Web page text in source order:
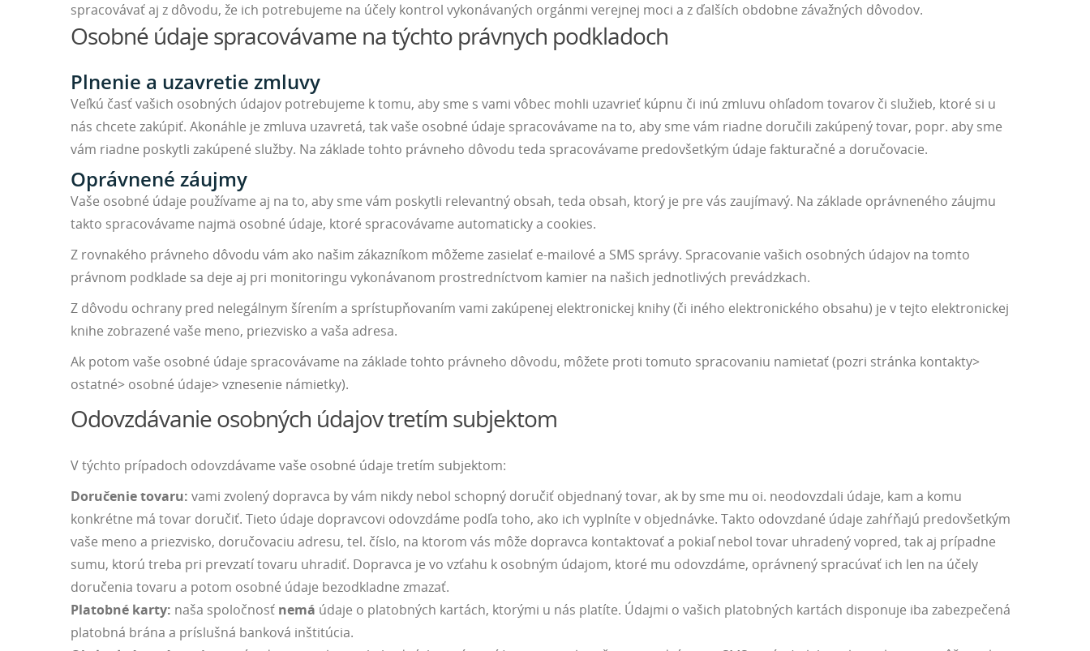
spracovávať aj z dôvodu, že ich potrebujeme na účely kontrol vykonávaných orgánmi verejnej moci a z ďalších obdobne závažných dôvodov.
Osobné údaje spracovávame na týchto právnych podkladoch
Plnenie a uzavretie zmluvy
Veľkú časť vašich osobných údajov potrebujeme k tomu, aby sme s vami vôbec mohli uzavrieť kúpnu či inú zmluvu ohľadom tovarov či služieb, ktoré si u
nás chcete zakúpiť. Akonáhle je zmluva uzavretá, tak vaše osobné údaje spracovávame na to, aby sme vám riadne doručili zakúpený tovar, popr. aby sme
vám riadne poskytli zakúpené služby. Na základe tohto právneho dôvodu teda spracovávame predovšetkým údaje fakturačné a doručovacie.
Oprávnené záujmy
Vaše osobné údaje používame aj na to, aby sme vám poskytli relevantný obsah, teda obsah, ktorý je pre vás zaujímavý. Na základe oprávneného záujmu
takto spracovávame najmä osobné údaje, ktoré spracovávame automaticky a cookies.
Z rovnakého právneho dôvodu vám ako našim zákazníkom môžeme zasielať e-mailové a SMS správy. Spracovanie vašich osobných údajov na tomto
právnom podklade sa deje aj pri monitoringu vykonávanom prostredníctvom kamier na našich jednotlivých prevádzkach.
Z dôvodu ochrany pred nelegálnym šírením a sprístupňovaním vami zakúpenej elektronickej knihy (či iného elektronického obsahu) je v tejto elektronickej
knihe zobrazené vaše meno, priezvisko a vaša adresa.
Ak potom vaše osobné údaje spracovávame na základe tohto právneho dôvodu, môžete proti tomuto spracovaniu namietať (pozri stránka kontakty>
ostatné> osobné údaje> vznesenie námietky).
Odovzdávanie osobných údajov tretím subjektom
V týchto prípadoch odovzdávame vaše osobné údaje tretím subjektom:
Doručenie tovaru: vami zvolený dopravca by vám nikdy nebol schopný doručiť objednaný tovar, ak by sme mu oi. neodovzdali údaje, kam a komu
konkrétne má tovar doručiť. Tieto údaje dopravcovi odovzdáme podľa toho, ako ich vyplníte v objednávke. Takto odovzdané údaje zahŕňajú predovšetkým
vaše meno a priezvisko, doručovaciu adresu, tel. číslo, na ktorom vás môže dopravca kontaktovať a pokiaľ nebol tovar uhradený vopred, tak aj prípadne
sumu, ktorú treba pri prevzatí tovaru uhradiť. Dopravca je vo vzťahu k osobným údajom, ktoré mu odovzdáme, oprávnený spracúvať ich len na účely
doručenia tovaru a potom osobné údaje bezodkladne zmazať.
Platobné karty: naša spoločnosť nemá údaje o platobných kartách, ktorými u nás platíte. Údajmi o vašich platobných kartách disponuje iba zabezpečená
platobná brána a príslušná banková inštitúcia.